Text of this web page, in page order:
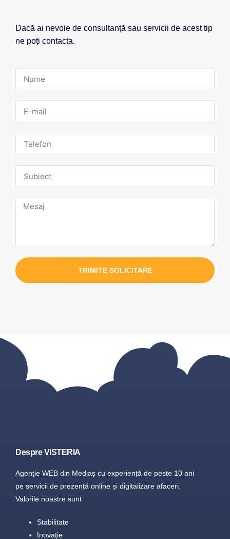
Dacă ai nevoie de consultanță sau servicii de acest tip
ne poți contacta.
TRIMITE SOLICITARE
Despre VISTERIA
Agenție WEB din Mediaș cu experiență de peste 10 ani
pe servicii de prezență online și digitalizare afaceri.
Valorile noastre sunt
Stabilitate
Inovație